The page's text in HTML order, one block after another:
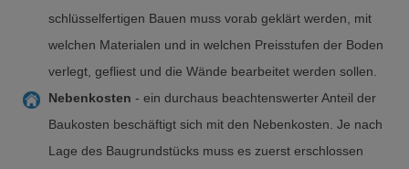
schlüsselfertigen Bauen muss vorab geklärt werden, mit
welchen Materialen und in welchen Preisstufen der Boden
verlegt, gefliest und die Wände bearbeitet werden sollen.
Nebenkosten - ein durchaus beachtenswerter Anteil der
Baukosten beschäftigt sich mit den Nebenkosten. Je nach
Lage des Baugrundstücks muss es zuerst erschlossen